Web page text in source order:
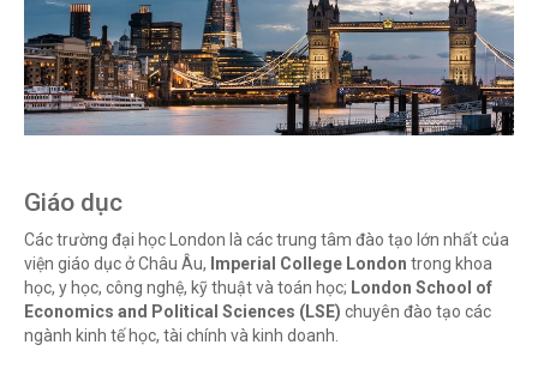
Giáo dục
Các trường đại học London là các trung tâm đào tạo lớn nhất của
viện giáo dục ở Châu Âu, Imperial College London trong khoa
học, y học, công nghệ, kỹ thuật và toán học; London School of
Economics and Political Sciences (LSE) chuyên đào tạo các
ngành kinh tế học, tài chính và kinh doanh.